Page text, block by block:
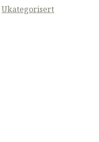
Ukategorisert